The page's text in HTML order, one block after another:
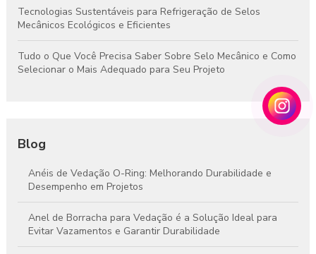
Tecnologias Sustentáveis para Refrigeração de Selos
Mecânicos Ecológicos e Eficientes
Tudo o Que Você Precisa Saber Sobre Selo Mecânico e Como
Selecionar o Mais Adequado para Seu Projeto
Blog
Anéis de Vedação O-Ring: Melhorando Durabilidade e
Desempenho em Projetos
Anel de Borracha para Vedação é a Solução Ideal para
Evitar Vazamentos e Garantir Durabilidade